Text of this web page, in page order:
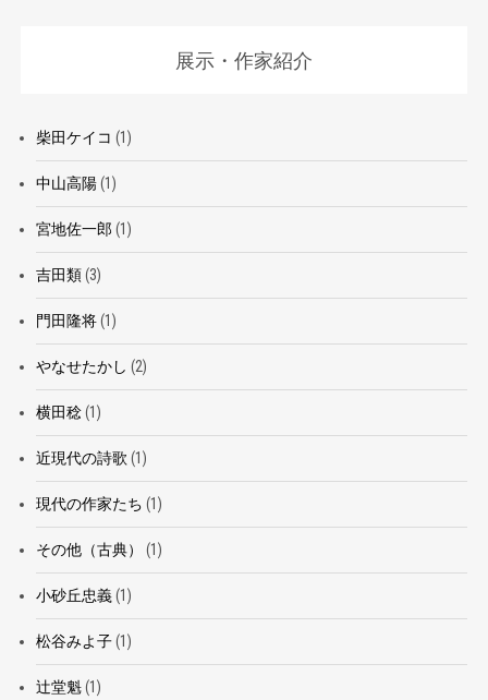
展示・作家紹介
柴田ケイコ (1)
中山高陽(1)
宮地佐一郎 (1)
吉田類(3)
門田隆将(1)
やなせたかし (2)
横田稔(1)
近現代の詩歌 (1)
現代の作家たち (1)
その他（古典） (1)
小砂丘忠義(1)
松谷みよ子(1)
辻堂魁(1)